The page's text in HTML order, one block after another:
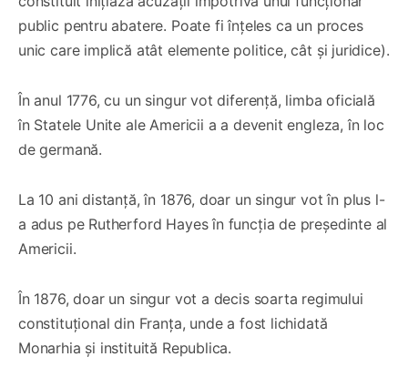
public pentru abatere. Poate fi înțeles ca un proces
unic care implică atât elemente politice, cât și juridice).
În anul 1776, cu un singur vot diferenţă, limba oficială
în Statele Unite ale Americii a a devenit engleza, în loc
de germană.
La 10 ani distanță, în 1876, doar un singur vot în plus l-
a adus pe Rutherford Hayes în funcţia de preşedinte al
Americii.
În 1876, doar un singur vot a decis soarta regimului
constituţional din Franţa, unde a fost lichidată
Monarhia şi instituită Republica.